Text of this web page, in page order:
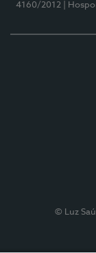
4160/2012
|
© Luz